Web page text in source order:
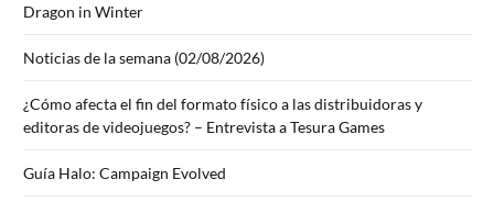
Dragon in Winter
Noticias de la semana (02/08/2026)
¿Cómo afecta el fin del formato físico a las distribuidoras y
editoras de videojuegos? – Entrevista a Tesura Games
Guía Halo: Campaign Evolved